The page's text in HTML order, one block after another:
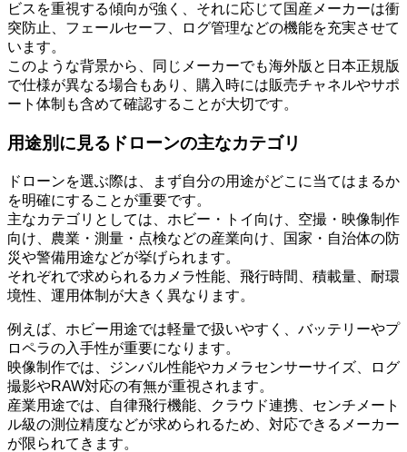
ビスを重視する傾向が強く、それに応じて国産メーカーは衝
突防止、フェールセーフ、ログ管理などの機能を充実させて
います。
このような背景から、同じメーカーでも海外版と日本正規版
で仕様が異なる場合もあり、購入時には販売チャネルやサポ
ート体制も含めて確認することが大切です。
用途別に見るドローンの主なカテゴリ
ドローンを選ぶ際は、まず自分の用途がどこに当てはまるか
を明確にすることが重要です。
主なカテゴリとしては、ホビー・トイ向け、空撮・映像制作
向け、農業・測量・点検などの産業向け、国家・自治体の防
災や警備用途などが挙げられます。
それぞれで求められるカメラ性能、飛行時間、積載量、耐環
境性、運用体制が大きく異なります。
例えば、ホビー用途では軽量で扱いやすく、バッテリーやプ
ロペラの入手性が重要になります。
映像制作では、ジンバル性能やカメラセンサーサイズ、ログ
撮影やRAW対応の有無が重視されます。
産業用途では、自律飛行機能、クラウド連携、センチメート
ル級の測位精度などが求められるため、対応できるメーカー
が限られてきます。